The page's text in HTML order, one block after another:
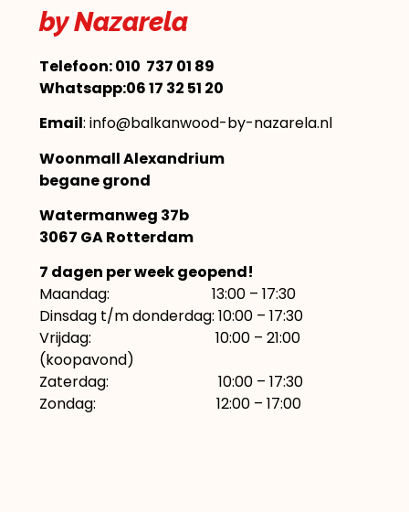
by Nazarela
Telefoon:010 737 01 89
Whatsapp:06 17 32 51 20
Email: info@balkanwood-by-nazarela.nl
Woonmall Alexandrium
begane grond
Watermanweg 37b
3067 GA Rotterdam
7 dagen per week geopend!
Maandag: 13:00 – 17:30
Dinsdag t/m donderdag: 10:00 – 17:30
Vrijdag: 10:00 – 21:00
(koopavond)
Zaterdag: 10:00 – 17:30
Zondag: 12:00 – 17:00